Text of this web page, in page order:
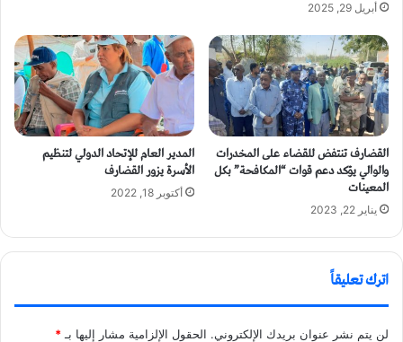
أبريل 29, 2025
القضارف تنتفض للقضاء على المخدرات
والوالي يؤكد دعم قوات “المكافحة” بكل
المعينات
يناير 22, 2023
المدير العام للإتحاد الدولي لتنظيم
الأسرة يزور القضارف
أكتوبر 18, 2022
اترك تعليقاً
لن يتم نشر عنوان بريدك الإلكتروني. الحقول الإلزامية مشار إليها بـ *